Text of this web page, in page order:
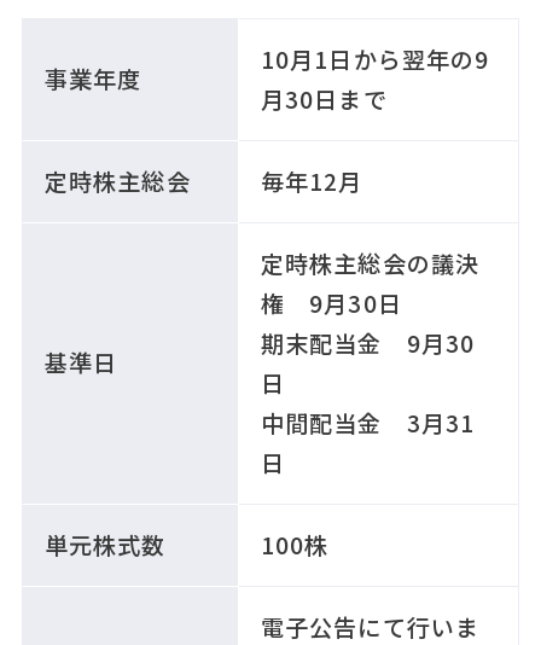
事業年度
10月1日から翌年の9
月30日まで
定時株主総会 毎年12月
基準日
定時株主総会の議決
権 9月30日
期末配当金 9月30
日
中間配当金 3月31
日
単元株式数 100株
電子公告にて行いま